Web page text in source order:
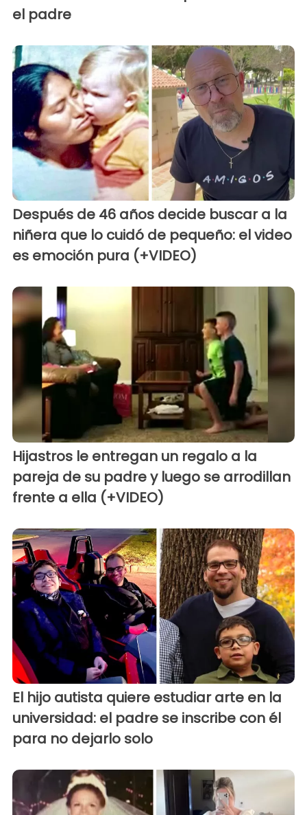
el padre
Después de 46 años decide buscar a la
niñera que lo cuidó de pequeño: el video
es emoción pura (+VIDEO)
Hijastros le entregan un regalo a la
pareja de su padre y luego se arrodillan
frente a ella (+VIDEO)
El hijo autista quiere estudiar arte en la
universidad: el padre se inscribe con él
para no dejarlo solo